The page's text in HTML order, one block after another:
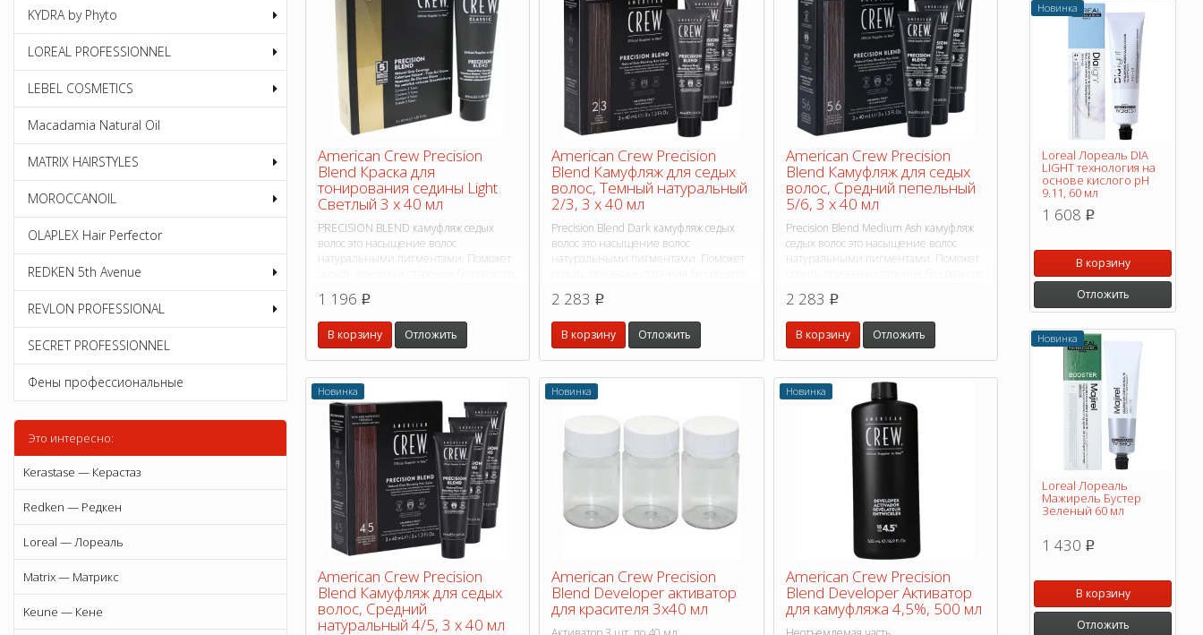
KYDRA by Phyto
LOREAL PROFESSIONNEL
LEBEL COSMETICS
Macadamia Natural Oil
MATRIX HAIRSTYLES
MOROCCANOIL
OLAPLEX Hair Perfector
REDKEN 5th Avenue
REVLON PROFESSIONAL
SECRET PROFESSIONNEL
Фены профессиональные
Это интересно:
Kerastase — Керастаз
Redken — Редкен
Loreal — Лореаль
Matrix — Матрикс
Keune — Кене
American Crew Precision
Blend Краска для
тонирования седины Light
Светлый 3 х 40 мл
PRECISION BLEND камуфляж седых
волос это насыщение волос
натуральными пигментами. Поможет
1 196 p
В корзину Отложить
American Crew Precision
Blend Камуфляж для седых
волос, Темный натуральный
2/3, 3 х 40 мл
Precision Blend Dark камуфляж седых
волос это насыщение волос
натуральными пигментами. Поможет
2 283 p
В корзину Отложить
American Crew Precision
Blend Камуфляж для седых
волос, Средний пепельный
5/6, 3 х 40 мл
Precision Blend Medium Ash камуфляж
седых волос это насыщение волос
натуральными пигментами. Поможет
2 283 p
В корзину Отложить
Новинка
American Crew Precision
Blend Камуфляж для седых
волос, Средний
натуральный 4/5, 3 х 40 мл
Новинка
American Crew Precision
Blend Developer активатор
для красителя 3x40 мл
Новинка
American Crew Precision
Blend Developer Активатор
для камуфляжа 4,5%, 500 мл
Новинка
Loreal Лореаль DIA
LIGHT технология на
основе кислого pH
9.11, 60 мл
1 608 p
В корзину
Отложить
Новинка
Loreal Лореаль
Мажирель Бустер
Зеленый 60 мл
1 430 p
В корзину
Отложить